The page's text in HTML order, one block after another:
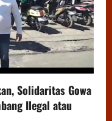
Solidaritas Gowa
Ilegal atau